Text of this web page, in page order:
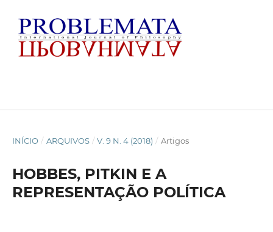
INÍCIO / ARQUIVOS / V. 9 N. 4 (2018) / Artigos
HOBBES, PITKIN E A
REPRESENTAÇÃO POLÍTICA